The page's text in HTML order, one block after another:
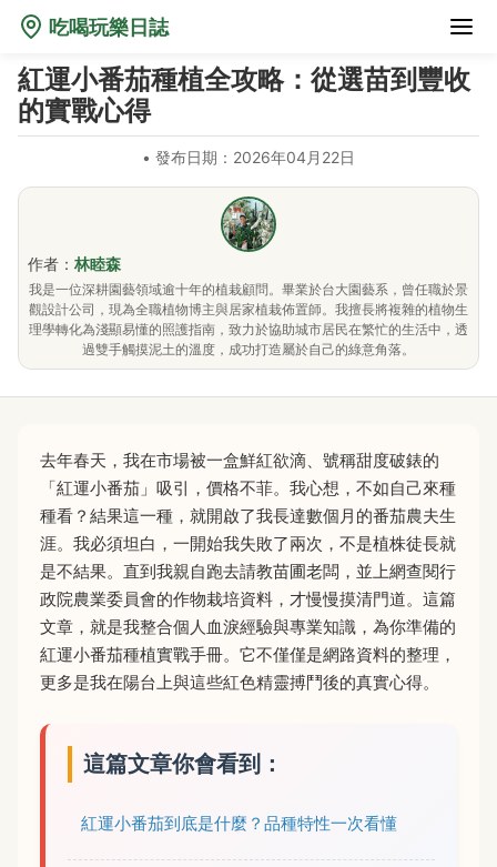
吃喝玩樂日誌
紅運小番茄種植全攻略：從選苗到豐收
的實戰心得
• 發布日期：2026年04月22日
作者： 林睦森
我是一位深耕園藝領域逾十年的植栽顧問。畢業於台大園藝系，曾任職於景
觀設計公司，現為全職植物博主與居家植栽佈置師。我擅長將複雜的植物生
理學轉化為淺顯易懂的照護指南，致力於協助城市居民在繁忙的生活中，透
過雙手觸摸泥土的溫度，成功打造屬於自己的綠意角落。
去年春天，我在市場被一盒鮮紅欲滴、號稱甜度破錶的
「紅運小番茄」吸引，價格不菲。我心想，不如自己來種
種看？結果這一種，就開啟了我長達數個月的番茄農夫生
涯。我必須坦白，一開始我失敗了兩次，不是植株徒長就
是不結果。直到我親自跑去請教苗圃老闆，並上網查閱行
政院農業委員會的作物栽培資料，才慢慢摸清門道。這篇
文章，就是我整合個人血淚經驗與專業知識，為你準備的
紅運小番茄種植實戰手冊。它不僅僅是網路資料的整理，
更多是我在陽台上與這些紅色精靈搏鬥後的真實心得。
這篇文章你會看到：
紅運小番茄到底是什麼？品種特性一次看懂